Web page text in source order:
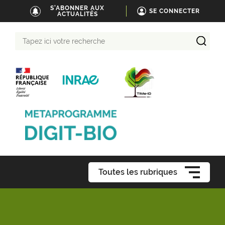
S'ABONNER AUX
ACTUALITÉS
SE CONNECTER
Toutes les rubriques